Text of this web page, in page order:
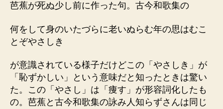
芭蕉が死ぬ少し前に作った句。古今和歌集の
何をして身のいたづらに老いぬらむ年の思はむこ
とぞやさしき
が意識されている様子だけどこの「やさしき」が
「恥ずかしい」という意味だと知ったときは驚い
た。この「やさし」は「痩す」が形容詞化したも
の。芭蕉と古今和歌集の詠み人知らずさんは同じ